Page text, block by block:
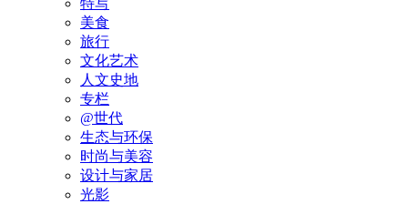
特写
美食
旅行
文化艺术
人文史地
专栏
@世代
生态与环保
时尚与美容
设计与家居
光影